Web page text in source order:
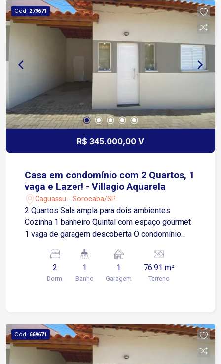
Cód. 279671
R$ 345.000,00 V
Casa em condomínio com 2 Quartos, 1
vaga e Lazer! - Villagio Aquarela
Caguassu - Sorocaba/SP
2 Quartos Sala ampla para dois ambientes
Cozinha 1 banheiro Quintal com espaço gourmet
1 vaga de garagem descoberta O condomínio
Localização privilegiada: Fácil acesso à Av.
Ipanema, próximo a supermercados, diversos
comércios e ao Rede Bom Lugar.
2
Dorm.
1
Banho
1
Garagem
76.91 m²
Terreno
Cód. 669671